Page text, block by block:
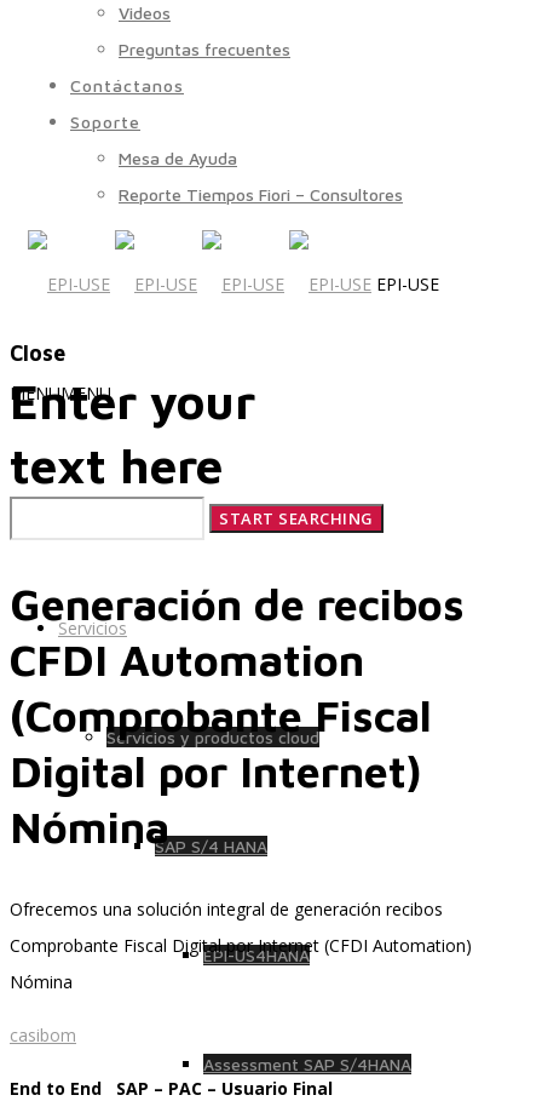
Videos
Preguntas frecuentes
Contáctanos
Soporte
Mesa de Ayuda
Reporte Tiempos Fiori – Consultores
EPI-USE
MENUMENU
Servicios
Servicios y productos cloud
SAP S/4 HANA
EPI-US4HANA
Assessment SAP S/4HANA
Close
Enter your
text here
Generación de recibos
CFDI Automation
(Comprobante Fiscal
Digital por Internet)
Nómina
Ofrecemos una solución integral de generación recibos
Comprobante Fiscal Digital por Internet (CFDI Automation)
Nómina
casibom
End to End SAP – PAC – Usuario Final